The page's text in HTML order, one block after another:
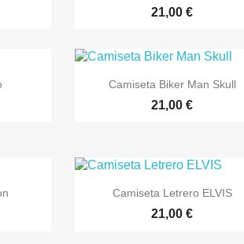
21,00 €
 Vista rápida
Camiseta Biker Man Skull
21,00 €
 Vista rápida
Camiseta Letrero ELVIS
21,00 €